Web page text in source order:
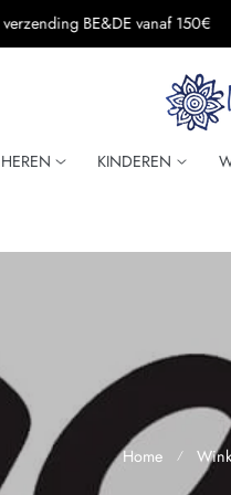
HEREN KINDEREN
Home